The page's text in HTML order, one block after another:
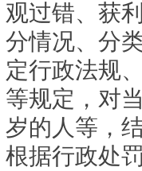
观过错、获
分情况、分
定行政法规
等规定，对
岁的人等，
根据行政处